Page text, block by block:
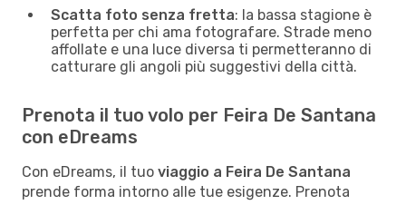
Scatta foto senza fretta: la bassa stagione è
perfetta per chi ama fotografare. Strade meno
affollate e una luce diversa ti permetteranno di
catturare gli angoli più suggestivi della città.
Prenota il tuo volo per Feira De Santana
con eDreams
Con eDreams, il tuo viaggio a Feira De Santana
prende forma intorno alle tue esigenze. Prenota